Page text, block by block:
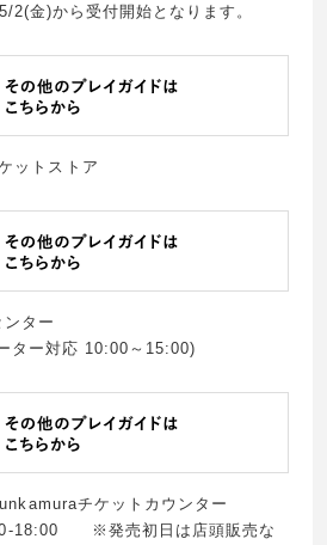
金)から受付開始となります。
ットストア
ター
ター対応 10:00～15:00)
チケットカウンター
18:00 ※発売初日は店頭販売な